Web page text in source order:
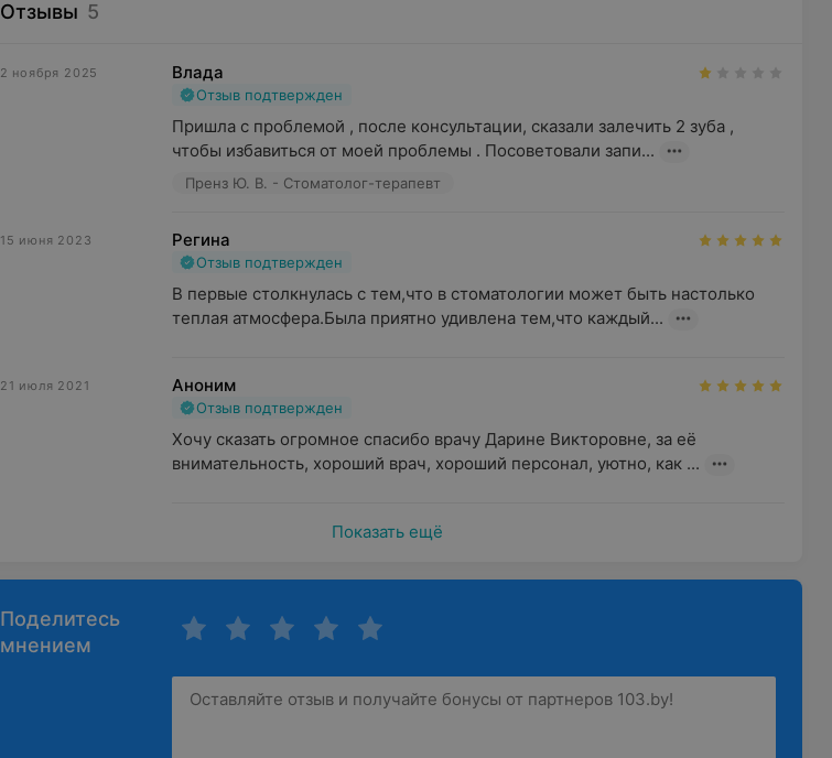
Отзывы 5
2 ноября 2025 Влада
Отзыв подтвержден
Пришла с проблемой , после консультации, сказали залечить 2 зуба ,
чтобы избавиться от моей проблемы . Посоветовали запи...
Пренз Ю. В. - Стоматолог-терапевт
15 июня 2023 Регина
Отзыв подтвержден
В первые столкнулась с тем,что в стоматологии может быть настолько
теплая атмосфера.Была приятно удивлена тем,что каждый...
21 июля 2021 Аноним
Отзыв подтвержден
Хочу сказать огромное спасибо врачу Дарине Викторовне, за её
внимательность, хороший врач, хороший персонал, уютно, как ...
Показать ещё
Поделитесь
мнением